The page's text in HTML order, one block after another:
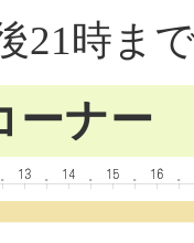
21時ま
ーナー